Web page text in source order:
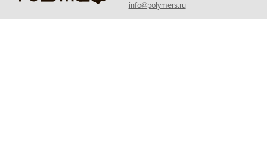
info@polymers.ru